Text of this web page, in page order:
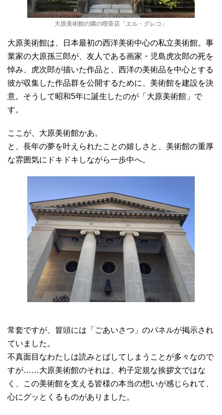
大原美術館の隣の喫茶店「エル・グレコ」
大原美術館は、日本最初の西洋美術中心の私立美術館。事
業家の大原孫三郎が、友人である画家・児島虎次郎の死を
悼み、虎次郎が描いた作品と、西洋の美術品を中心とする
彼が収集した作品群を公開するために、美術館を建設を決
意。そうして昭和5年に誕生したのが「大原美術館」で
す。
ここが、大原美術館かあ。
と、長年の夢を叶えられたことの嬉しさと、美術館の重厚
な雰囲気にドキドキしながら一歩中へ。
常套ですが、冒頭には「ごあいさつ」のパネルが掲示され
ていました。
不真面目なわたしは読みとばしてしまうことが多々なので
すが……大原美術館のそれは、杓子定規な挨拶文ではな
く、この美術館を支える皆様の本当の想いが感じられて、
心にグッとくるものがありました。